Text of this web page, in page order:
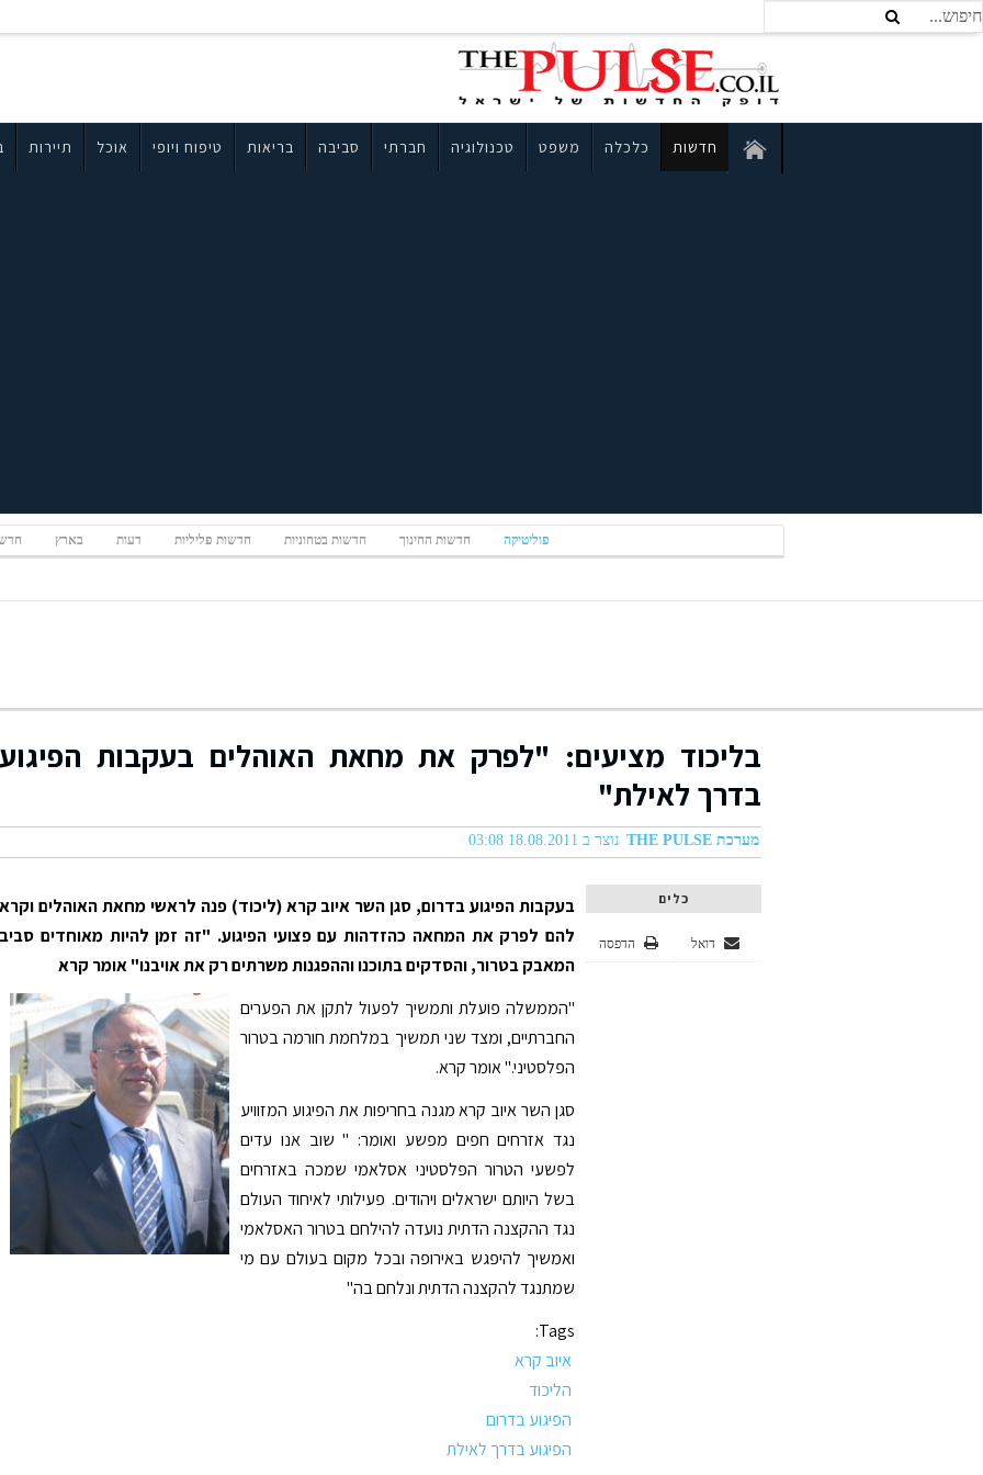
חדשות כלכלה משפט טכנולוגיה חברתי סביבה בריאות טיפוח ויופי אוכל תיירות
פוליטיקה חדשות החינוך חדשות בטחוניות חדשות פליליות דעות בארץ
בליכוד מציעים: "לפרק את מחאת האוהלים בעקבות הפיגוע
בדרך לאילת"
מערכת THE PULSE נוצר ב 18.08.2011 03:08
כלים
הדפסה דואל
בעקבות הפיגוע בדרום, סגן השר איוב קרא (ליכוד) פנה לראשי מחאת האוהלים וקרא
להם לפרק את המחאה כהזדהות עם פצועי הפיגוע. "זה זמן להיות מאוחדים סביב
המאבק בטרור, והסדקים בתוכנו וההפגנות משרתים רק את אויבנו" אומר קרא
"הממשלה פועלת ותמשיך לפעול לתקן את הפערים
החברתיים, ומצד שני תמשיך במלחמת חורמה בטרור
הפלסטיני." אומר קרא.
סגן השר איוב קרא מגנה בחריפות את הפיגוע המזוויע
נגד אזרחים חפים מפשע ואומר: " שוב אנו עדים
לפשעי הטרור הפלסטיני אסלאמי שמכה באזרחים
בשל היותם ישראלים ויהודים. פעילותי לאיחוד העולם
נגד ההקצנה הדתית נועדה להילחם בטרור האסלאמי
ואמשיך להיפגש באירופה ובכל מקום בעולם עם מי
שמתנגד להקצנה הדתית ונלחם בה"
Tags:
איוב קרא
הליכוד
הפיגוע בדרום
הפיגוע בדרך לאילת